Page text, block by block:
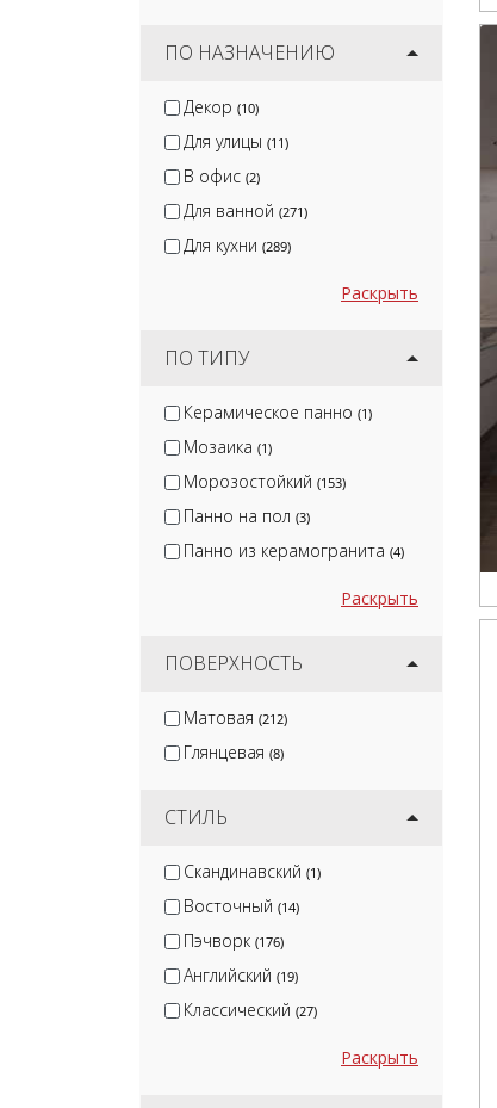
ПО НАЗНАЧЕНИЮ
Декор (10)
Для улицы (11)
В офис (2)
Для ванной (271)
Для кухни (289)
Раскрыть
ПО ТИПУ
Керамическое панно (1)
Мозаика (1)
Морозостойкий (153)
Панно на пол (3)
Панно из керамогранита (4)
Раскрыть
ПОВЕРХНОСТЬ
Матовая (212)
Глянцевая (8)
СТИЛЬ
Скандинавский (1)
Восточный (14)
Пэчворк (176)
Английский (19)
Классический (27)
Раскрыть